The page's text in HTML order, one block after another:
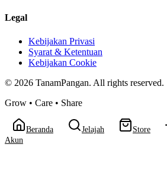
Legal
Kebijakan Privasi
Syarat & Ketentuan
Kebijakan Cookie
© 2026 TanamPangan. All rights reserved.
Grow • Care • Share
Beranda Jelajah Store
Akun